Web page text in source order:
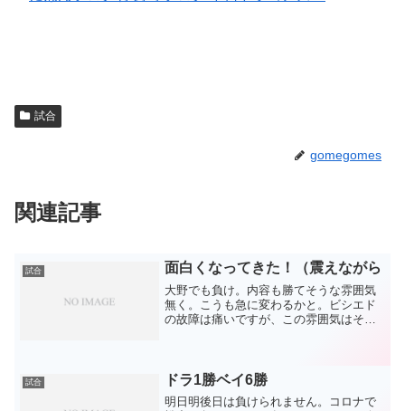
試合
gomegomes
関連記事
試合 面白くなってきた！（震えながら
大野でも負け。内容も勝てそうな雰囲気
無く。こうも急に変わるかと。ビシエド
の故障は痛いですが、この雰囲気はその
の試合が大事。なんとなく...
試合 ドラ1勝ベイ6勝
明日明後日は負けられません。コロナで